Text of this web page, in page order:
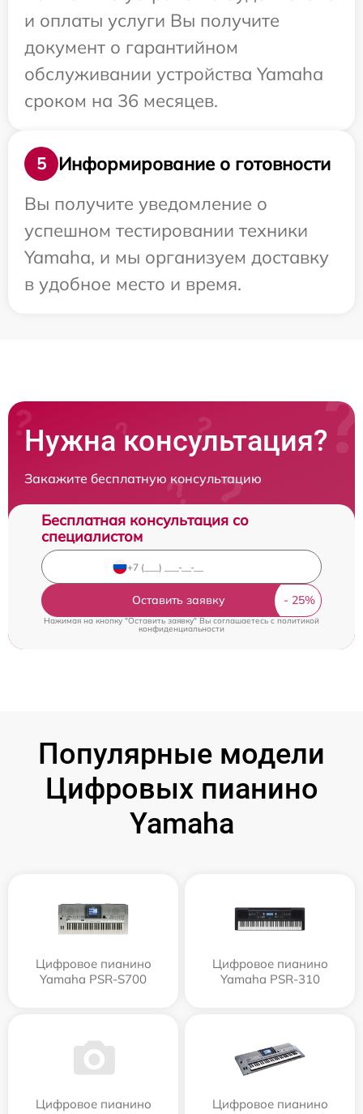
и оплаты услуги Вы получите
документ о гарантийном
обслуживании устройства Yamaha
сроком на 36 месяцев.
5
Информирование о готовности
Вы получите уведомление о
успешном тестировании техники
Yamaha, и мы организуем доставку
в удобное место и время.
Нужна консультация?
Закажите бесплатную консультацию
Бесплатная консультация со
специалистом
Оставить заявку
Нажимая на кнопку "Оставить заявку" Вы соглашаетесь cполитикой
конфиденциальности
Популярные модели
Цифровых пианино
Yamaha
Цифровое пианино
Yamaha PSR-S700
Цифровое пианино
Yamaha PSR-310
Цифровое пианино
Цифровое пианино